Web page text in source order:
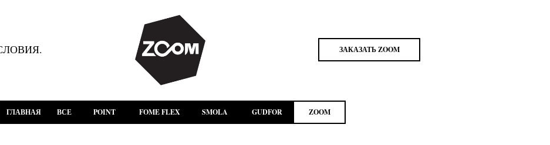
ЗАКАЗАТЬ ZOOM
ВСЕ
ГЛАВНАЯ POINT FOME FLEX SMOLA ZOOM
GUDFOR